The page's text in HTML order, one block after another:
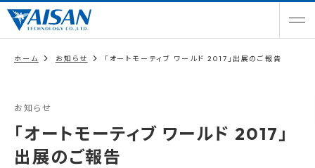
ホーム お知らせ 「オートモーティブ ワールド 2017」出展のご報告
お知らせ
「オートモーティブ ワールド 2017」
出展のご報告